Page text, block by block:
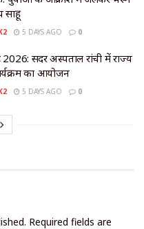
साहू
5 DAYS AGO 0
2026: सदर अस्पताल रांची में राज्य
का आयोजन
5 DAYS AGO 0
Required fields are